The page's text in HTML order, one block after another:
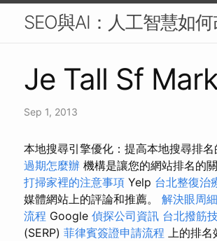
SEO與AI：人工智慧如
Je Tall Sf
Sep 1, 2013
本地搜尋引擎優化：提高本地搜尋排
過期怎麼辦 機構是讓您的網站排名的
打掃家裡的注意事項 Yelp 台北整復治
媒體網站上的評論和推薦。 解決眼周
流程 Google 偵探公司資訊 台北撥筋
(SERP) 菲律賓簽證申請流程 上的排名